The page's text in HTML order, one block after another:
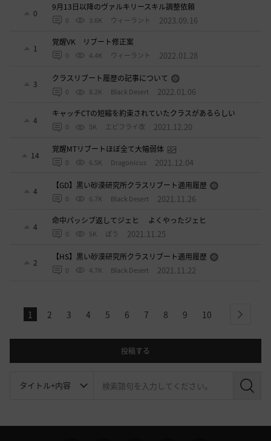
0
9月13日以降のヴァルキリースキル調整依頼
0 3.6K ウィーラント 2023.09.16
1
覚醒VK リブート修正案
0 4.4K ウィーラント 2022.01.28
3
クラスリブート履歴の記事について
0 8.2K Black Desert 2022.01.06
4
キャッチCTの短縮を約束されていたクラスがあるらしい
0 5K エビフライ改 2021.12.20
14
覚醒MTリブートほぼ全て大幅弱体
0 6.5K Dragonicus 2021.12.04
4
【GD】黒い砂漠研究所クラスリブート適用履歴
0 6.7K Black Desert 2021.11.26
4
命中パッシブ返してジェヒ よくやったジェヒ
0 5K ぽう 2021.11.25
2
【HS】黒い砂漠研究所クラスリブート適用履歴
0 4.7K Black Desert 2021.11.22
1 2 3 4 5 6 7 8 9 10 next
投稿する
検